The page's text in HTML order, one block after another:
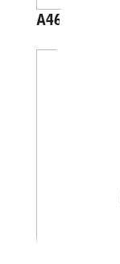
A46200